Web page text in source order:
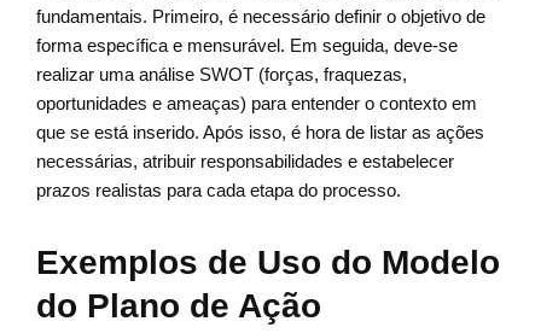
fundamentais. Primeiro, é necessário definir o objetivo de
forma específica e mensurável. Em seguida, deve-se
realizar uma análise SWOT (forças, fraquezas,
oportunidades e ameaças) para entender o contexto em
que se está inserido. Após isso, é hora de listar as ações
necessárias, atribuir responsabilidades e estabelecer
prazos realistas para cada etapa do processo.
Exemplos de Uso do Modelo
do Plano de Ação